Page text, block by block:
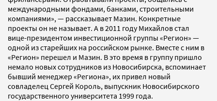
международными фондами, банками, строительными
компаниями», — рассказывает Мазин. Конкретные
проекты он не называет. А в 2011 году Михайлов стал
вице-президентом инвестиционной группы «Регион» —
одной из старейших на российском рынке. Вместе с ним в
«Регион» перешел и Мазин. В это время в группу пришло
немало новых сотрудников из Новосибирска, вспоминает
бывший менеджер «Региона», их привел новый
совладелец Сергей Король, выпускник Новосибирского
государственного университета 1999 года.